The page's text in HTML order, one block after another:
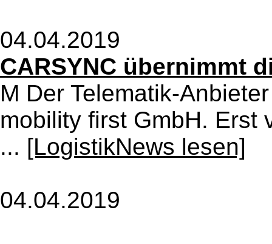
04.04.2019
CARSYNC übernimmt
M Der Telematik-
mobility first GmbH. Erst
... [LogistikNews lesen]
04.04.2019